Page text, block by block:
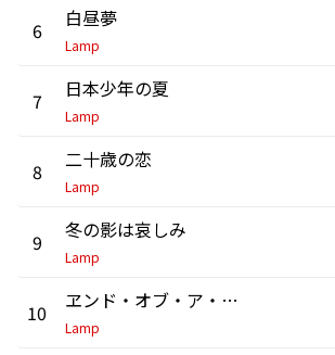
6 白昼夢
Lamp
7 日本少年の夏
Lamp
8 二十歳の恋
Lamp
9 冬の影は哀しみ
Lamp
10 ヱンド・オブ・ア・ホリデヰ
Lamp